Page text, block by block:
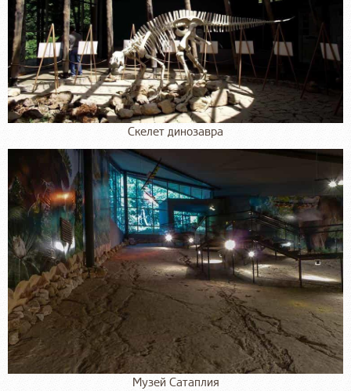
Скелет динозавра
Музей Сатаплия